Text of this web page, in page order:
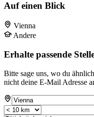
Auf einen Blick
Vienna
Andere
Erhalte passende
Bitte sage uns, wo du
nicht deine E-Mail Adresse